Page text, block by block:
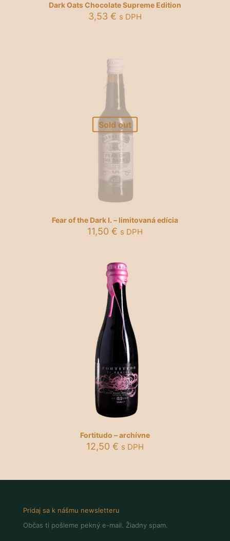
Dark Oats Chocolate Supreme Edition
3,53 € s DPH
Sold out
Fear of the Dark I. – limitovaná edícia
11,50 € s DPH
Fortitudo – archívne
12,50 € s DPH
Pridaj sa k nášmu newsletteru
Občas ti pošleme pekný e-mail. Žiadny spam.